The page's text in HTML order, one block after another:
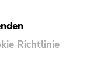
Richtlinie